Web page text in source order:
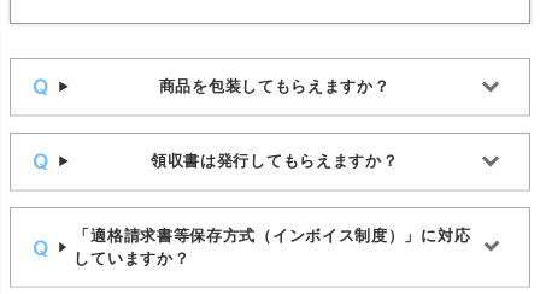
商品を包装してもらえますか？
領収書は発行してもらえますか？
「適格請求書等保存方式（インボイス制度）」に対応
していますか？